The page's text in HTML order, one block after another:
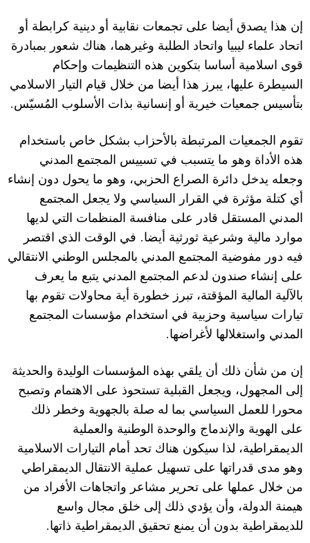
إن هذا يصدق أيضا على تجمعات نقابية أو دينية كرابطة أو
اتحاد علماء ليبيا واتحاد الطلبة وغيرهما، هناك شعور بمبادرة
قوى اسلامية أساسا بتكوين هذه التنظيمات وإحكام
السيطرة عليها، يبرز هذا أيضا من خلال قيام التيار الاسلامي
بتأسيس جمعيات خيرية أو إنسانية بذات الأسلوب المُسيّس.
تقوم الجمعيات المرتبطة بالأحزاب بشكل خاص باستخدام
هذه الأداة وهو ما يتسبب في تسييس المجتمع المدني
وجعله يدخل دائرة الصراع الحزبي، وهو ما يحول دون إنشاء
أي كتلة مؤثرة في القرار السياسي ولا يجعل المجتمع
المدني المستقل قادر على منافسة المنظمات التي لديها
موارد مالية وشرعية ثورثية أيضا. في الوقت الذي اقتصر
فيه دور مفوضية المجتمع المدني بالمجلس الوطني الانتقالي
على إنشاء صندون لدعم المجتمع المدني يتبع ما يعرف
بالآلية المالية المؤقتة، تبرز خطورة أية محاولات تقوم بها
تيارات سياسية وحزبية في استخدام مؤسسات المجتمع
المدني واستغلالها لأغراضها.
إن من شأن ذلك أن يلقي بهذه المؤسسات الوليدة والحديثة
إلى المجهول، ويجعل القبلية تستحوذ على الاهتمام وتصبح
محورا للعمل السياسي بما له صلة بالجهوية وخطر ذلك
على الهوية والإندماج والوحدة الوطنية والعملية
الديمقراطية، لذا سيكون هناك تحد أمام التيارات الاسلامية
وهو مدى قدراتها على تسهيل عملية الانتقال الديمقراطي
من خلال عملها على تحرير مشاعر واتجاهات الأفراد من
هيمنة الدولة، وأن يؤدي ذلك إلى خلق مجال واسع
للديمقراطية بدون أن يمنع تحقيق الديمقراطية ذاتها.